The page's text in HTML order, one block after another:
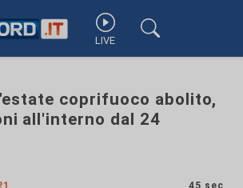
LIVE
coprifuoco abolito,
all'interno dal 24
45 sec